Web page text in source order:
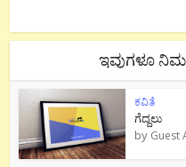
ಇವುಗಳೂ
ಕವಿತೆ
ಗೆದ್ದಲು
by Guest